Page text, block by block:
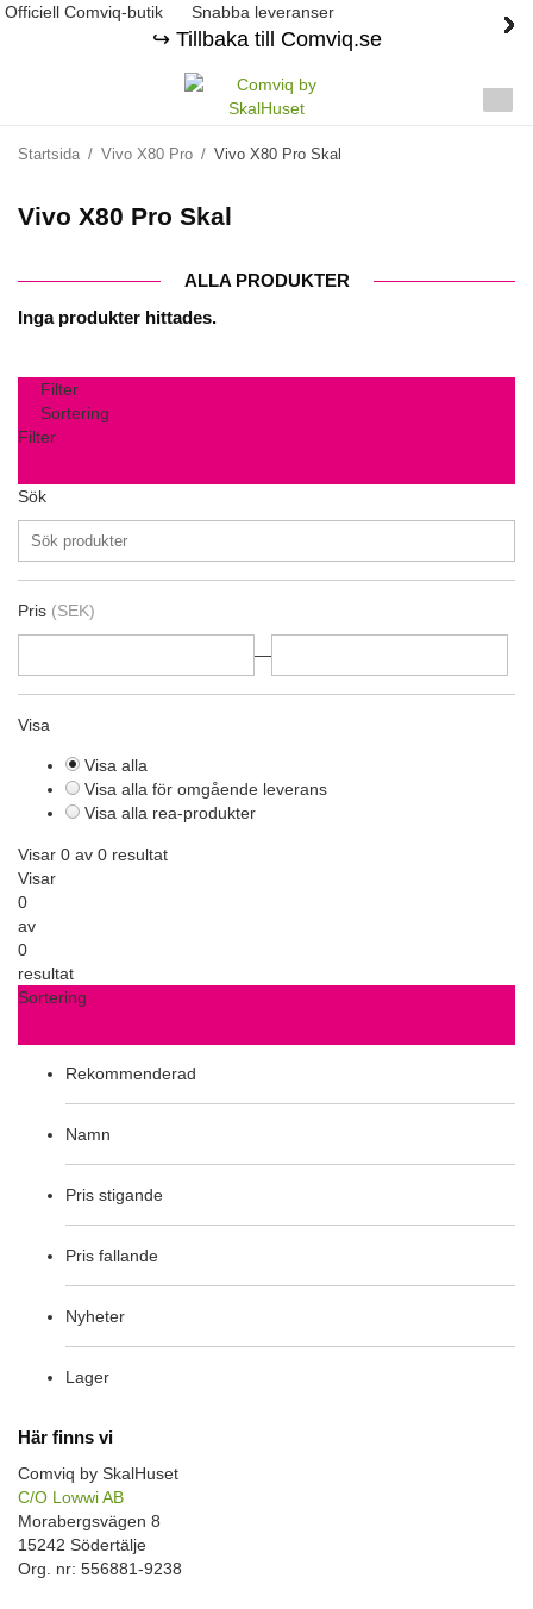
Officiell Comviq-butik Snabba leveranser
↪️ Tillbaka till Comviq.se
Startsida / Vivo X80 Pro / Vivo X80 Pro Skal
Vivo X80 Pro Skal
ALLA PRODUKTER
Inga produkter hittades.
Filter
Sortering
Filter
Sök
Pris (SEK)
—
Visa
Visa alla
Visa alla för omgående leverans
Visa alla rea-produkter
Visar 0 av 0 resultat
Visar
0
av
0
resultat
Sortering
Rekommenderad
Namn
Pris stigande
Pris fallande
Nyheter
Lager
Här finns vi
Comviq by SkalHuset
C/O Lowwi AB
Morabergsvägen 8
15242 Södertälje
Org. nr: 556881-9238